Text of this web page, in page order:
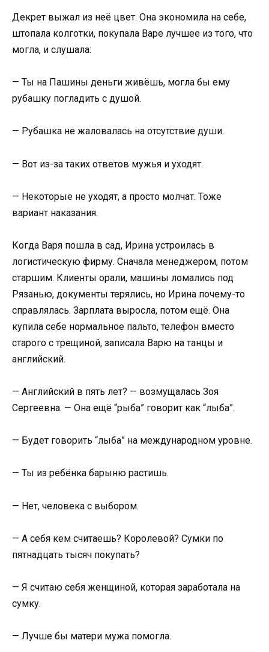
Декрет выжал из неё цвет. Она экономила на себе,
штопала колготки, покупала Варе лучшее из того, что
могла, и слушала:
— Ты на Пашины деньги живёшь, могла бы ему
рубашку погладить с душой.
— Рубашка не жаловалась на отсутствие души.
— Вот из-за таких ответов мужья и уходят.
— Некоторые не уходят, а просто молчат. Тоже
вариант наказания.
Когда Варя пошла в сад, Ирина устроилась в
логистическую фирму. Сначала менеджером, потом
старшим. Клиенты орали, машины ломались под
Рязанью, документы терялись, но Ирина почему-то
справлялась. Зарплата выросла, потом ещё. Она
купила себе нормальное пальто, телефон вместо
старого с трещиной, записала Варю на танцы и
английский.
— Английский в пять лет? — возмущалась Зоя
Сергеевна. — Она ещё “рыба” говорит как “лыба”.
— Будет говорить “лыба” на международном уровне.
— Ты из ребёнка барыню растишь.
— Нет, человека с выбором.
— А себя кем считаешь? Королевой? Сумки по
пятнадцать тысяч покупать?
— Я считаю себя женщиной, которая заработала на
сумку.
— Лучше бы матери мужа помогла.